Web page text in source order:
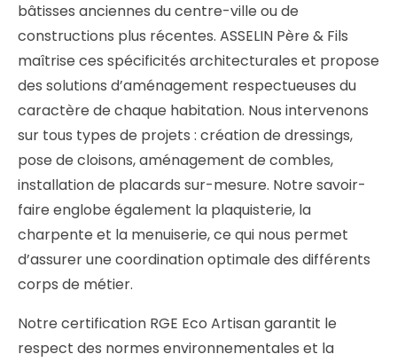
bâtisses anciennes du centre-ville ou de
constructions plus récentes. ASSELIN Père & Fils
maîtrise ces spécificités architecturales et propose
des solutions d’aménagement respectueuses du
caractère de chaque habitation. Nous intervenons
sur tous types de projets : création de dressings,
pose de cloisons, aménagement de combles,
installation de placards sur-mesure. Notre savoir-
faire englobe également la plaquisterie, la
charpente et la menuiserie, ce qui nous permet
d’assurer une coordination optimale des différents
corps de métier.
Notre certification RGE Eco Artisan garantit le
respect des normes environnementales et la